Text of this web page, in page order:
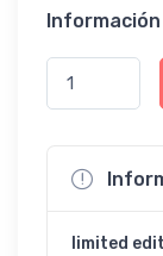
limited